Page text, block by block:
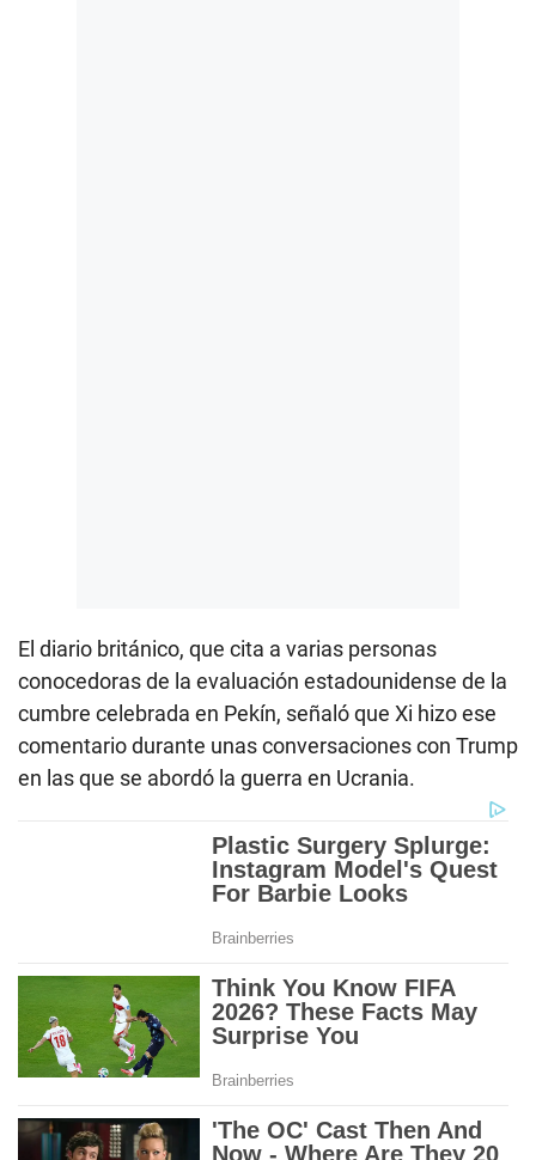
El diario británico, que cita a varias personas
conocedoras de la evaluación estadounidense de la
cumbre celebrada en Pekín, señaló que Xi hizo ese
comentario durante unas conversaciones con Trump
en las que se abordó la guerra en Ucrania.